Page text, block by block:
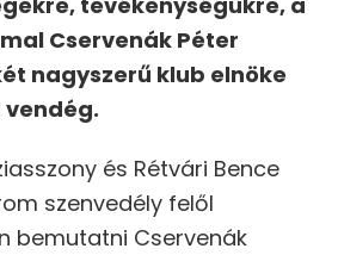
Cservenák Péter
nagyszerű klub elnöke
és Rétvári Bence
szenvedély felől
bemutatni Cservenák